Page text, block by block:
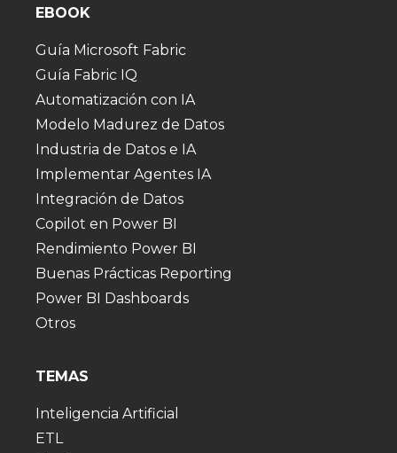
EBOOK
Guía Microsoft Fabric
Guía Fabric IQ
Automatización con IA
Modelo Madurez de Datos
Industria de Datos e IA
Implementar Agentes IA
Integración de Datos
Copilot en Power BI
Rendimiento Power BI
Buenas Prácticas Reporting
Power BI Dashboards
Otros
TEMAS
Inteligencia Artificial
ETL